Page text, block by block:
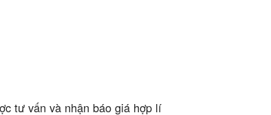
tư vấn và nhận báo giá hợp lí